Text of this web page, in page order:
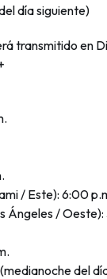
día siguiente)
transmitido en
/ Este): 6:00
Ángeles /
del